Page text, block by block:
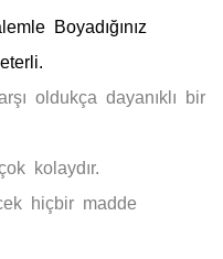
Boyadığınız
oldukça dayanıklı bir
kolaydır.
hiçbir madde